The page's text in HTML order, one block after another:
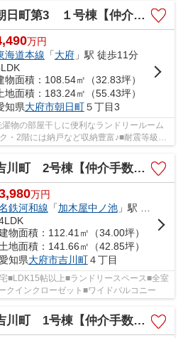
町第3 １号棟【仲介手数料0円】
万円
海道本線 「大府」駅 徒歩11分
物面積：108.54㎡（32.83坪）
地面積：183.24㎡（55.43坪）
知県大府市朝日町５丁目3
物の部屋干しに便利なランドリールーム
・2階には納戸など収納豊富♪■耐震等級3
町 2号棟【仲介手数料0円】
万円
鉄河和線 「加木屋中ノ池」駅 徒歩35分
物面積：112.41㎡（34.00坪）
土地面積：141.66㎡（42.85坪）
知県大府市吉川町４丁目
■LDK15帖以上■ランドリースペース■全室
クインクローゼット■ワイドバルコニー
町 1号棟【仲介手数料0円】